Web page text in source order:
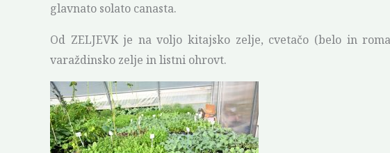
glavnato solato canasta.
Od ZELJEVK je na voljo kitajsko zelje, cvetačo (belo in
varaždinsko zelje in listni ohrovt.